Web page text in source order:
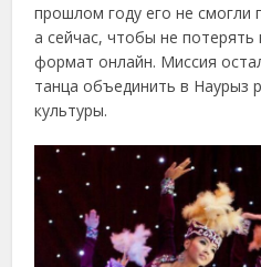
прошлом году его не смогли
а сейчас, чтобы не потерять
формат онлайн. Миссия
танца объединить в Наурыз
культуры.